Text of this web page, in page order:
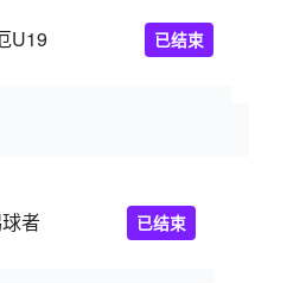
U19 已结束
者 已结束